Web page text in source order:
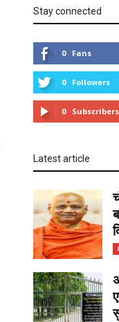
Stay connected
0 Fans
0 Followers
0 Subscribers
Latest article